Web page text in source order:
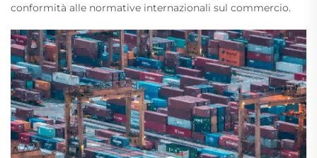
conformità alle normative internazionali sul commercio.